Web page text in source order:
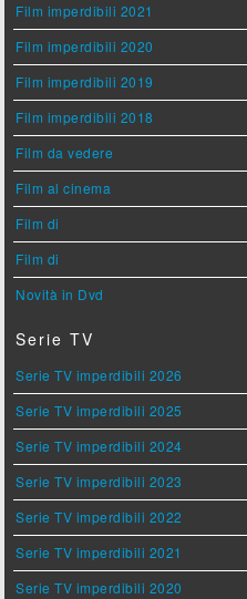
Film imperdibili 2021
Film imperdibili 2020
Film imperdibili 2019
Film imperdibili 2018
Film da vedere
Film al cinema
Film di
Film di
Novità in Dvd
Serie TV
Serie TV imperdibili 2026
Serie TV imperdibili 2025
Serie TV imperdibili 2024
Serie TV imperdibili 2023
Serie TV imperdibili 2022
Serie TV imperdibili 2021
Serie TV imperdibili 2020